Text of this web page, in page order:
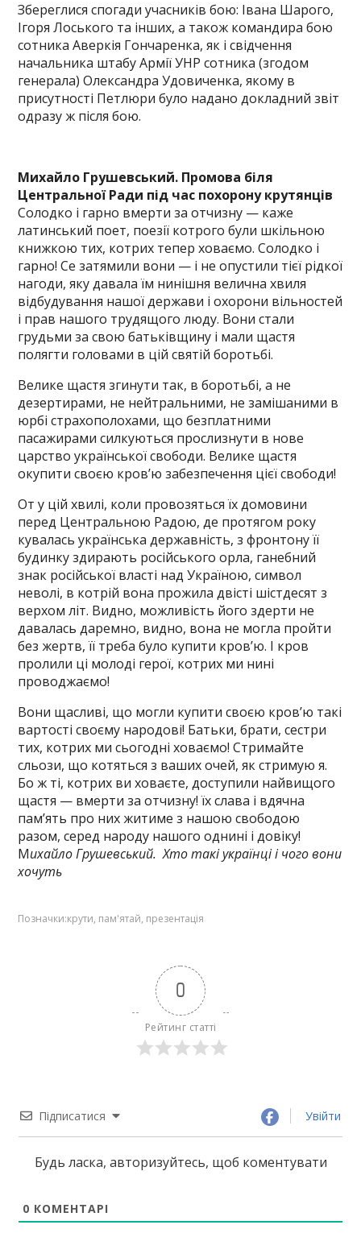
Збереглися спогади учасників бою: Івана Шарого,
Ігоря Лоського та інших, а також командира бою
сотника Аверкія Гончаренка, як і свідчення
начальника штабу Армії УНР сотника (згодом
генерала) Олександра Удовиченка, якому в
присутності Петлюри було надано докладний звіт
одразу ж після бою.
Михайло Грушевський. Промова біля
Центральної Ради під час похоронукрутянців
Солодко і гарно вмерти за отчизну — каже
латинський поет, поезії котрого були шкільною
книжкою тих, котрих тепер ховаємо. Солодко і
гарно! Се затямили вони — і не опустили тієї рідкої
нагоди, яку давала їм нинішня велична хвиля
відбудування нашої держави і охорони вільностей
і прав нашого трудящого люду. Вони стали
грудьми за свою батьківщину і мали щастя
полягти головами в цій святій боротьбі.
Велике щастя згинути так, в боротьбі, а не
дезертирами, не нейтральними, не замішаними в
юрбі страхополохами, що безплатними
пасажирами силкуються прослизнути в нове
царство української свободи. Велике щастя
окупити своєю кров’ю забезпечення цієї свободи!
От у цій хвилі, коли провозяться їх домовини
перед Центральною Радою, де протягом року
кувалась українська державність, з фронтону її
будинку здирають російського орла, ганебний
знак російської власті над Україною, символ
неволі, в котрій вона прожила двісті шістдесят з
верхом літ. Видно, можливість його здерти не
давалась даремно, видно, вона не могла пройти
без жертв, її треба було купити кров’ю. І кров
пролили ці молоді герої, котрих ми нині
проводжаємо!
Вони щасливі, що могли купити своєю кров’ю такі
вартості своєму народові! Батьки, брати, сестри
тих, котрих ми сьогодні ховаємо! Стримайте
сльози, що котяться з ваших очей, як стримую я.
Бо ж ті, котрих ви ховаєте, доступили найвищого
щастя — вмерти за отчизну! їх слава і вдячна
пам’ять про них житиме з нашою свободою
разом, серед народу нашого однині і довіку!
Михайло Грушевський. Хто такі українці і чого вони
хочуть
Позначки:крути, пам'ятай, презентація
0
Рейтинг статті
Підписатися Увійти
Будь ласка, авторизуйтесь, щоб коментувати
0 КОМЕНТАРІ